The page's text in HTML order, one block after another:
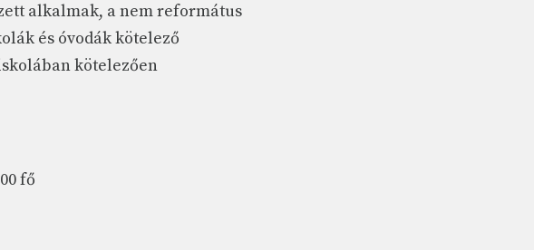
alkalmak, a nem református
és óvodák kötelező
kötelezően
fő